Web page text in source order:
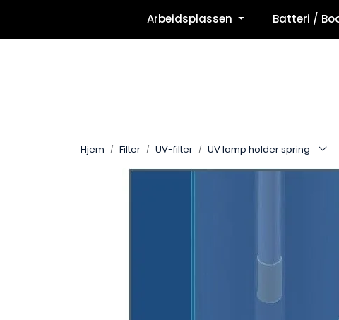
Arbeidsplassen Batteri /
Hjem Filter UV-filter UV lamp holder spring